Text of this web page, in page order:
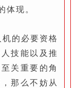
体现。
的必要资格
技能以及推
关重要的角
那么不妨从